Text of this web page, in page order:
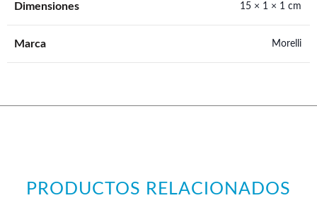
Dimensiones 15 × 1 × 1 cm
Marca Morelli
PRODUCTOS RELACIONADOS